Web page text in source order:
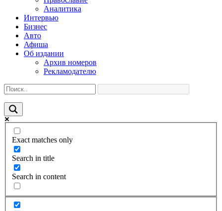
Аналитика
Интервью
Бизнес
Авто
Афиша
Об издании
Архив номеров
Рекламодателю
Exact matches only
Search in title
Search in content